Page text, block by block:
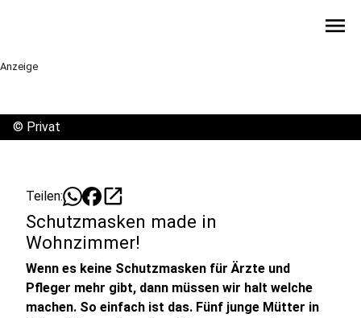
menu
Anzeige
© Privat
Teilen: open_in_new
Schutzmasken made in
Wohnzimmer!
Wenn es keine Schutzmasken für Ärzte und
Pfleger mehr gibt, dann müssen wir halt welche
machen. So einfach ist das. Fünf junge Mütter in